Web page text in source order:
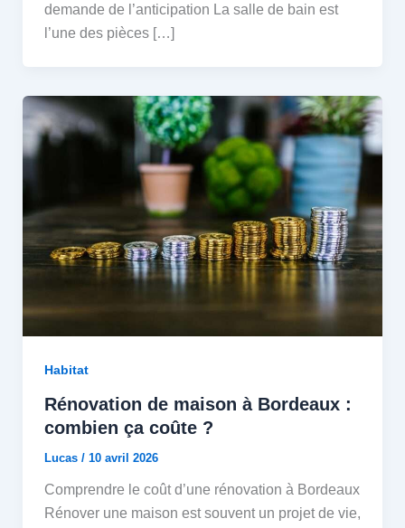
demande de l’anticipation La salle de bain est
l’une des pièces […]
Habitat
Rénovation de maison à Bordeaux :
combien ça coûte ?
Lucas / 10 avril 2026
Comprendre le coût d’une rénovation à Bordeaux
Rénover une maison est souvent un projet de vie,